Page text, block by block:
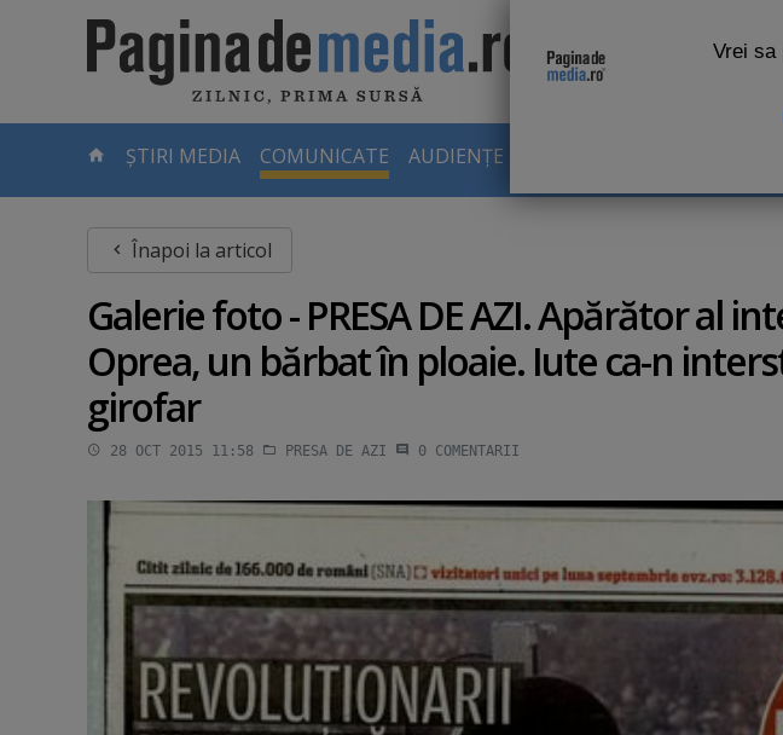
ȘTIRI MEDIA COMUNICATE AUDIENȚE TV
Înapoi la articol
Galerie foto - PRESA DE AZI. Apărător al
Oprea, un bărbat în ploaie. Iute ca-n
girofar
28 OCT 2015 11:58 PRESA DE AZI 0 COMENTARII
Vrei sa